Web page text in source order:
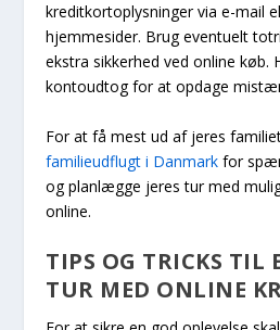
kreditkortoplysninger via e-mail
hjemmesider. Brug eventuelt
ekstra sikkerhed ved online køb.
kontoudtog for at opdage
For at få mest ud af jeres
familieudflugt i Danmark for
og planlægge jeres tur med
online.
TIPS OG TRICKS TIL
TUR MED ONLINE